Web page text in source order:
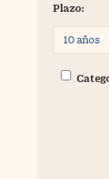
Plazo: